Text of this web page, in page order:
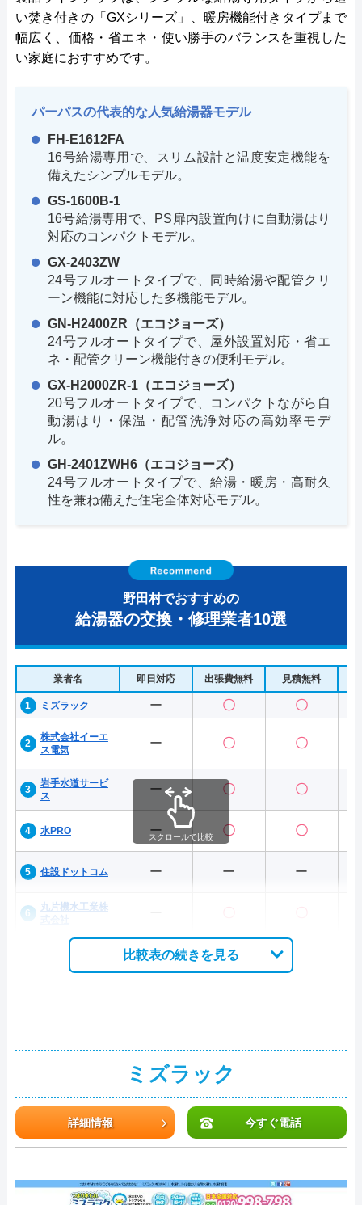
い焚き付きの「GXシリーズ」、暖房機能付きタイプまで
幅広く、価格・省エネ・使い勝手のバランスを重視した
い家庭におすすめです。
パーパスの代表的な人気給湯器モデル
FH-E1612FA
16号給湯専用で、スリム設計と温度安定機能を
備えたシンプルモデル。
GS-1600B-1
16号給湯専用で、PS扉内設置向けに自動湯はり
対応のコンパクトモデル。
GX-2403ZW
24号フルオートタイプで、同時給湯や配管クリ
ーン機能に対応した多機能モデル。
GN-H2400ZR（エコジョーズ）
24号フルオートタイプで、屋外設置対応・省エ
ネ・配管クリーン機能付きの便利モデル。
GX-H2000ZR-1（エコジョーズ）
20号フルオートタイプで、コンパクトながら自
動湯はり・保温・配管洗浄対応の高効率モデ
ル。
GH-2401ZWH6（エコジョーズ）
24号フルオートタイプで、給湯・暖房・高耐久
性を兼ね備えた住宅全体対応モデル。
野田村でおすすめの
給湯器の交換・修理業者10選
業者名 即日対応 出張費無料 見積無料
ミズラック ー 〇 〇
株式会社イーエ
ス電気
ー 〇 〇
岩手水道サービ
ス
ー 〇 〇
水PRO ー 〇 〇
住設ドットコム ー ー ー
丸片機水工業株
スクロールで比較
比較表の続きを見る
ミズラック
詳細情報 今すぐ電話